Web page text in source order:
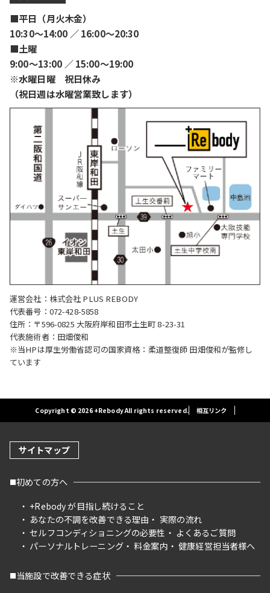
■平日（月火木金）
10:30〜14:00 ／ 16:00〜20:30
■土曜
9:00〜13:00 ／ 15:00〜19:00
※水曜日曜 祝日休み
（祝日週は水曜営業致します）
運営会社：株式会社 PLUS REBODY
代表番号：072-428-5858
住所：〒596-0825 大阪府岸和田市土生町 8-23-31
代表施術者：田畑俊和
※当HPは厚生労働省認可の国家資格：柔道整復師 田畑俊和が監修し
ています
Copyright © 2026 +Rebody All rights reserved. 相互リンク
サイトマップ
初めての方へ
+Rebody が目指し続けること
あなたの不調を改善できる理由
実際の流れ
セルフコンディショニングの必要性
よくあるご質問
パーソナルトレーニング
料金案内 健康経営担当者様へ
当施設で改善できる症状